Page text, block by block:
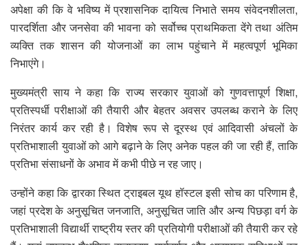
अपेक्षा की कि वे भविष्य में प्रशासनिक दायित्व निभाते समय संवेदनशीलता,
पारदर्शिता और जनसेवा की भावना को सर्वोच्च प्राथमिकता देंगे तथा अंतिम
व्यक्ति तक शासन की योजनाओं का लाभ पहुंचाने में महत्वपूर्ण भूमिका
निभाएंगे।
मुख्यमंत्री साय ने कहा कि राज्य सरकार युवाओं को गुणवत्तापूर्ण शिक्षा,
प्रतिस्पर्धी परीक्षाओं की तैयारी और बेहतर अवसर उपलब्ध कराने के लिए
निरंतर कार्य कर रही है। विशेष रूप से दूरस्थ एवं आदिवासी अंचलों के
प्रतिभाशाली युवाओं को आगे बढ़ाने के लिए अनेक पहल की जा रही हैं, ताकि
प्रतिभा संसाधनों के अभाव में कभी पीछे न रह जाए।
उन्होंने कहा कि द्वारका स्थित ट्राइबल यूथ हॉस्टल इसी सोच का परिणाम है,
जहां प्रदेश के अनुसूचित जनजाति, अनुसूचित जाति और अन्य पिछड़ा वर्ग के
प्रतिभाशाली विद्यार्थी राष्ट्रीय स्तर की प्रतियोगी परीक्षाओं की तैयारी कर रहे